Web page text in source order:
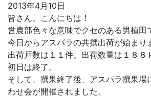
2013年4月10日
皆さん、こんにちは！
営農部色々な意味でクセのある男植田
今日からアスパラの共撰出荷が始まり
出荷戸数は１１件、出荷数量は１８８
初日は終了。
そして、撰果終了後、アスパラ撰果場
わせ会が開催されました。